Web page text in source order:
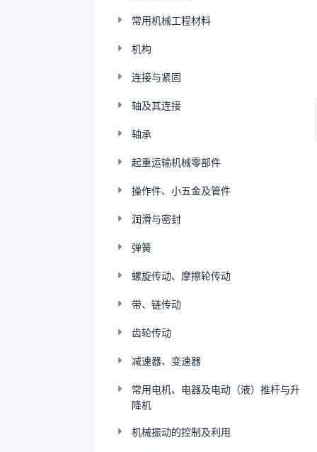
常用机械工程材料
机构
连接与紧固
轴及其连接
轴承
起重运输机械零部件
操作件、小五金及管件
润滑与密封
弹簧
螺旋传动、摩擦轮传动
带、链传动
齿轮传动
减速器、变速器
常用电机、电器及电动（液）推杆与升
降机
机械振动的控制及利用